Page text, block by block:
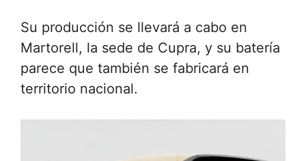
Su producción se llevará a cabo en
Martorell, la sede de Cupra, y su batería
parece que también se fabricará en
territorio nacional.